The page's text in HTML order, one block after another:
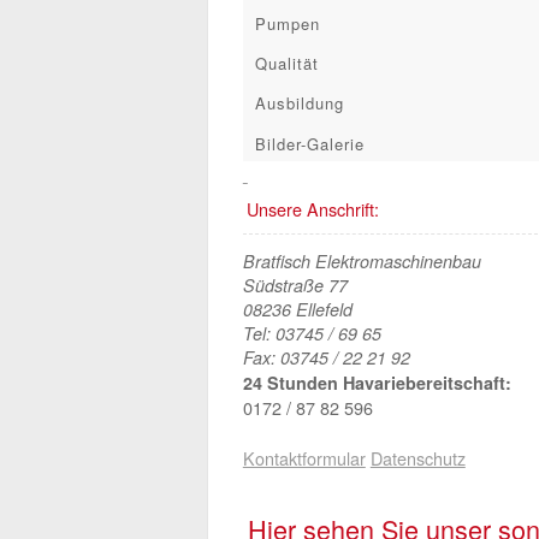
Pumpen
Qualität
Ausbildung
Bilder-Galerie
Unsere Anschrift:
Bratfisch Elektromaschinenbau
Südstraße 77
08236 Ellefeld
Tel: 03745 / 69 65
Fax: 03745 / 22 21 92
24 Stunden Havariebereitschaft:
0172 / 87 82 596
Kontaktformular Datenschutz
Hier sehen Sie unser